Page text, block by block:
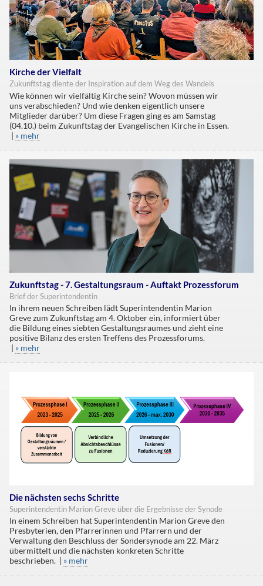
Kirche der Vielfalt
Zukunftstag diente der Inspiration auf dem Weg des Wandels
Wie können wir vielfältig Kirche sein? Wovon müssen wir
uns verabschieden? Und wie denken eigentlich unsere
Mitglieder darüber? Um diese Fragen ging es am Samstag
(04.10.) beim Zukunftstag der Evangelischen Kirche in Essen.
| » mehr
Zukunftstag - 7. Gestaltungsraum - Auftakt Prozessforum
Brief der Superintendentin
In ihrem neuen Schreiben lädt Superintendentin Marion
Greve zum Zukunftstag am 4. Oktober ein, informiert über
die Bildung eines siebten Gestaltungsraumes und zieht eine
positive Bilanz des ersten Treffens des Prozessforums.
» mehr
Die nächsten sechs Schritte
Superintendentin Marion Greve über die Ergebnisse der Synode
In einem Schreiben hat Superintendentin Marion Greve den
Presbyterien, den Pfarrerinnen und Pfarrern und der
Verwaltung den Beschluss der Sondersynode am 22. März
übermittelt und die nächsten konkreten Schritte
beschrieben. | » mehr